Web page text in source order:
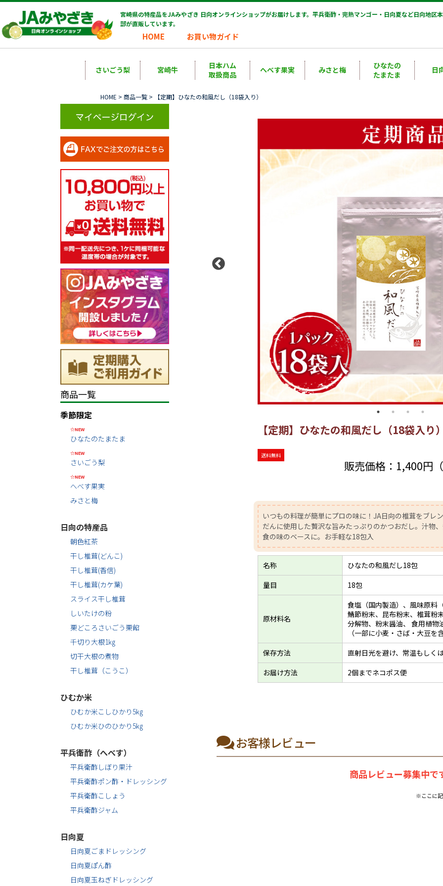
宮崎県の特産品をJAみやざき 日向オンラインショップがお届けします。平兵衛酢・完熟マンゴー・日向夏など日向地区本
部が直販しています。
HOME お買い物ガイド
さいごう梨 宮崎牛
日本ハム
取扱商品
へべす果実 みさと梅
ひなたの
たまたま
日
HOME >商品一覧 > 【定期】ひなたの和風だし（18袋入り）
商品一覧
季節限定
☆NEW
ひなたのたまたま
☆NEW
さいごう梨
☆NEW
へべす果実
みさと梅
日向の特産品
朝色紅茶
干し椎茸(どんこ)
干し椎茸(香信)
干し椎茸(カケ葉)
スライス干し椎茸
しいたけの粉
栗どころさいごう栗餡
千切り大根1㎏
切干大根の煮物
干し椎茸（こうこ）
ひむか米
ひむか米こしひかり5㎏
ひむか米ひのひかり5㎏
平兵衛酢（へべす）
平兵衛酢しぼり果汁
平兵衛酢ポン酢・ドレッシング
平兵衛酢こしょう
平兵衛酢ジャム
日向夏
日向夏ごまドレッシング
日向夏ぽん酢
日向夏玉ねぎドレッシング
【定期】ひなたの和風だし（18袋入り
送料無料
販売価格： 1,400円
いつもの料理が簡単にプロの味に！JA日向の椎茸をブレ
だんに使用した贅沢な旨みたっぷりのかつおだし。汁物
食の味のベースに。お手軽な18包入
名称
ひなたの和風だし18包
量目
18包
原材料名
食塩（国内製造）、風味原料
鯖節粉末、昆布粉末、椎茸粉
分解物、粉末醤油、 食用植
（一部に小麦・さば・大豆を
保存方法
直射日光を避け、常温もしく
お届け方法
2個までネコポス便
お客様レビュー
商品レビュー募集中で
※ここに記